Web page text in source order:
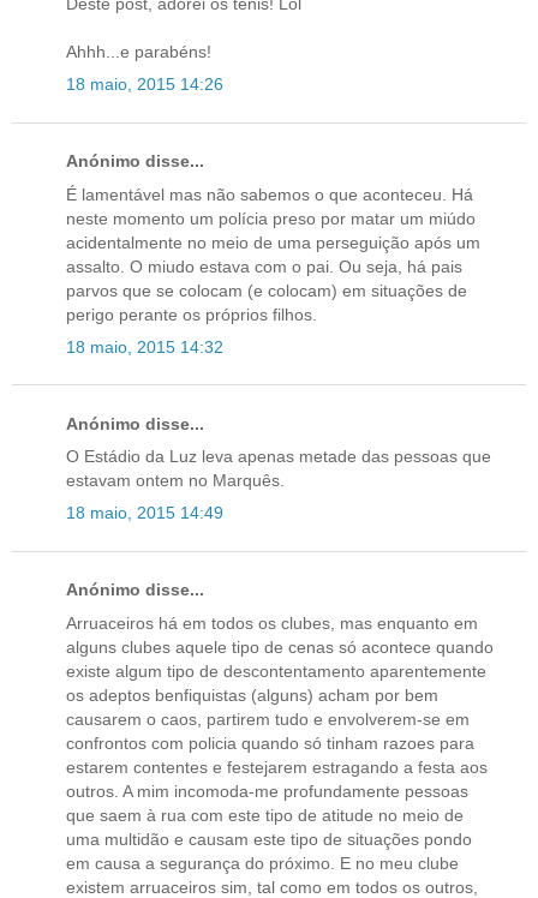
Ahhh...e parabéns!
18 maio, 2015 14:26
Anónimo disse...
É lamentável mas não sabemos o que aconteceu. Há
neste momento um polícia preso por matar um miúdo
acidentalmente no meio de uma perseguição após um
assalto. O miudo estava com o pai. Ou seja, há pais
parvos que se colocam (e colocam) em situações de
perigo perante os próprios filhos.
18 maio, 2015 14:32
Anónimo disse...
O Estádio da Luz leva apenas metade das pessoas que
estavam ontem no Marquês.
18 maio, 2015 14:49
Anónimo disse...
Arruaceiros há em todos os clubes, mas enquanto em
alguns clubes aquele tipo de cenas só acontece quando
existe algum tipo de descontentamento aparentemente
os adeptos benfiquistas (alguns) acham por bem
causarem o caos, partirem tudo e envolverem-se em
confrontos com policia quando só tinham razoes para
estarem contentes e festejarem estragando a festa aos
outros. A mim incomoda-me profundamente pessoas
que saem à rua com este tipo de atitude no meio de
uma multidão e causam este tipo de situações pondo
em causa a segurança do próximo. E no meu clube
existem arruaceiros sim, tal como em todos os outros,